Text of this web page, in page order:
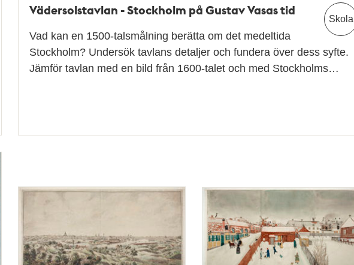
Skola
Vädersolstavlan - Stockholm på Gustav Vasas tid
Vad kan en 1500-talsmålning berätta om det medeltida
Stockholm? Undersök tavlans detaljer och fundera över dess syfte.
Jämför tavlan med en bild från 1600-talet och med Stockholms…